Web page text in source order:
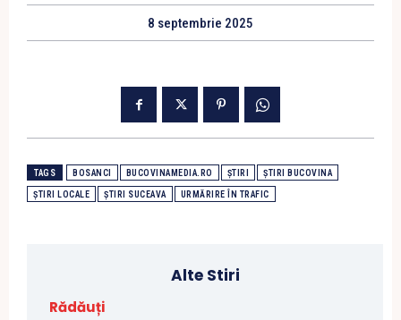
8 septembrie 2025
TAGS BOSANCI BUCOVINAMEDIA.RO ȘTIRI ȘTIRI BUCOVINA
ȘTIRI LOCALE ȘTIRI SUCEAVA URMĂRIRE ÎN TRAFIC
Alte Stiri
Rădăuți